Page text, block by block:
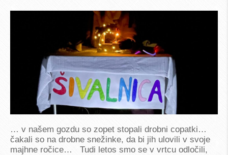
… v našem gozdu so zopet stopali drobni copatki…
čakali so na drobne snežinke, da bi jih ulovili v svoje
majhne ročice… Tudi letos smo se v vrtcu odločili,